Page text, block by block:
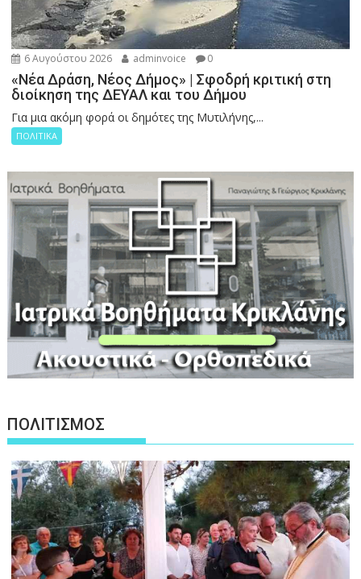
6 Αυγούστου 2026 adminvoice 0
«Νέα Δράση, Νέος Δήμος» | Σφοδρή κριτική στη
διοίκηση της ΔΕΥΑΛ και του Δήμου
Για μια ακόμη φορά οι δημότες της Μυτιλήνης,...
ΠΟΛΙΤΙΚΑ
ΠΟΛΙΤΙΣΜΟΣ